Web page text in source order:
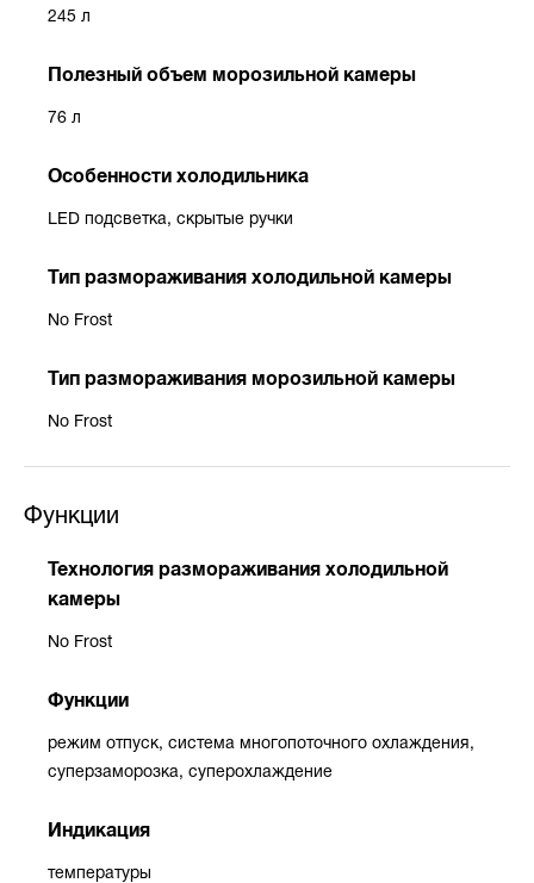
245 л
Полезный объем морозильной камеры
76 л
Особенности холодильника
LED подсветка, скрытые ручки
Тип размораживания холодильной камеры
No Frost
Тип размораживания морозильной камеры
No Frost
Функции
Технология размораживания холодильной
камеры
No Frost
Функции
режим отпуск, система многопоточного охлаждения,
суперзаморозка, суперохлаждение
Индикация
температуры